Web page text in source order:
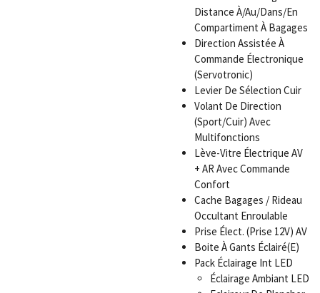
Distance À/Au/Dans/En
Compartiment À Bagages
Direction Assistée À
Commande Électronique
(Servotronic)
Levier De Sélection Cuir
Volant De Direction
(Sport/Cuir) Avec
Multifonctions
Lève-Vitre Électrique AV
+ AR Avec Commande
Confort
Cache Bagages / Rideau
Occultant Enroulable
Prise Élect. (Prise 12V) AV
Boite À Gants Éclairé(E)
Pack Éclairage Int LED
Éclairage Ambiant LED